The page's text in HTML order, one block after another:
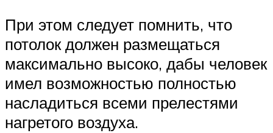
При этом следует помнить, что
потолок должен размещаться
максимально высоко, дабы человек
имел возможностью полностью
насладиться всеми прелестями
нагретого воздуха.